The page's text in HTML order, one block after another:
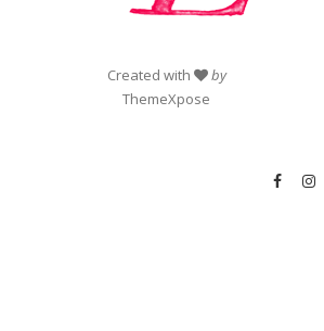
Created with
by
ThemeXpose